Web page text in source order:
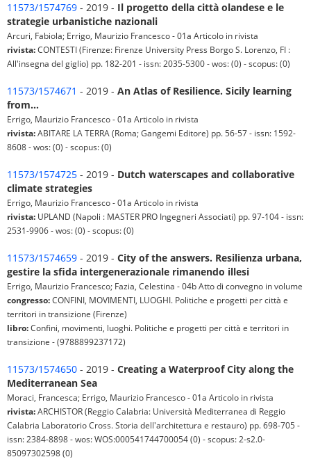
11573/1574769 - 2019 - Il progetto della città olandese e le
strategie urbanistiche nazionali
Arcuri, Fabiola; Errigo, Maurizio Francesco - 01a Articolo in rivista
rivista:CONTESTI (Firenze: Firenze University Press Borgo S. Lorenzo, FI :
All'insegna del giglio) pp. 182-201 - issn: 2035-5300 - wos: (0) - scopus: (0)
11573/1574671 - 2019 - An Atlas of Resilience. Sicily learning
from…
Errigo, Maurizio Francesco - 01a Articolo in rivista
rivista:ABITARE LA TERRA (Roma; Gangemi Editore) pp. 56-57 - issn: 1592-
8608 - wos: (0) - scopus: (0)
11573/1574725 - 2019 - Dutch waterscapes and collaborative
climate strategies
Errigo, Maurizio Francesco - 01a Articolo in rivista
rivista: UPLAND (Napoli : MASTER PRO Ingegneri Associati) pp. 97-104 - issn:
2531-9906 - wos: (0) - scopus: (0)
11573/1574659 - 2019 - City of the answers. Resilienza urbana,
gestire la sfida intergenerazionale rimanendo illesi
Errigo, Maurizio Francesco; Fazia, Celestina - 04b Atto di convegno in volume
congresso:CONFINI, MOVIMENTI, LUOGHI. Politiche e progetti per città e
territori in transizione (Firenze)
libro:Confini, movimenti, luoghi. Politiche e progetti per città e territori in
transizione - (9788899237172)
11573/1574650 - 2019 - Creating a Waterproof City along the
Mediterranean Sea
Moraci, Francesca; Errigo, Maurizio Francesco - 01a Articolo in rivista
rivista:ARCHISTOR (Reggio Calabria: Università Mediterranea di Reggio
Calabria Laboratorio Cross. Storia dell'architettura e restauro) pp. 698-705 -
issn: 2384-8898 - wos: WOS:000541744700054 (0) - scopus: 2-s2.0-
85097302598 (0)